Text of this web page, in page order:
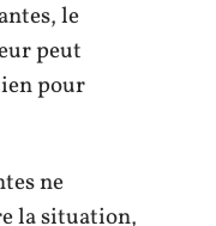
le
peut
pour
ne
la situation,